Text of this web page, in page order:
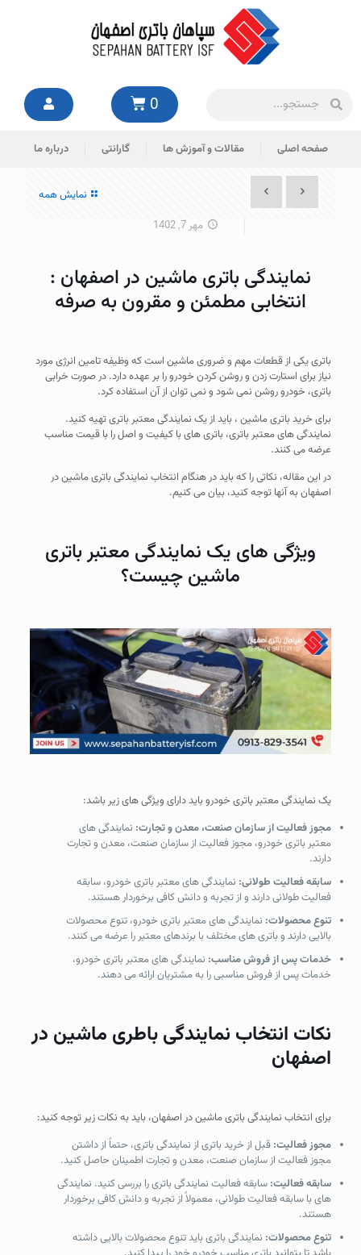
0
صفحه اصلی مقالات و آموزش ها گارانتی درباره ما
نمایش همه
مهر 7, 1402
نمایندگی باتری ماشین در اصفهان :
انتخابی مطمئن و مقرون به صرفه
باتری یکی از قطعات مهم و ضروری ماشین است که وظیفه تامین انرژی مورد
نیاز برای استارت زدن و روشن کردن خودرو را بر عهده دارد. در صورت خرابی
باتری، خودرو روشن نمی شود و نمی توان از آن استفاده کرد.
برای خرید باتری ماشین ، باید از یک نمایندگی معتبر باتری تهیه کنید.
نمایندگی های معتبر باتری، باتری های با کیفیت و اصل را با قیمت مناسب
عرضه می کنند.
در این مقاله، نکاتی را که باید در هنگام انتخاب نمایندگی باتری ماشین در
اصفهان به آنها توجه کنید، بیان می کنیم.
ویژگی های یک نمایندگی معتبر باتری
ماشین چیست؟
یک نمایندگی معتبر باتری خودرو باید دارای ویژگی های زیر باشد:
مجوز فعالیت از سازمان صنعت، معدن و تجارت:نمایندگی های
معتبر باتری خودرو، مجوز فعالیت از سازمان صنعت، معدن و تجارت
دارند.
سابقه فعالیت طولانی:نمایندگی های معتبر باتری خودرو، سابقه
فعالیت طولانی دارند و از تجربه و دانش کافی برخوردار هستند.
تنوع محصولات:نمایندگی های معتبر باتری خودرو، تنوع محصولات
بالایی دارند و باتری های مختلف با برندهای معتبر را عرضه می کنند.
خدمات پس از فروش مناسب:نمایندگی های معتبر باتری خودرو،
خدمات پس از فروش مناسبی را به مشتریان ارائه می دهند.
نکات انتخاب نمایندگی باطری ماشین در
اصفهان
برای انتخاب نمایندگی باتری ماشین در اصفهان، باید به نکات زیر توجه کنید:
مجوز فعالیت:قبل از خرید باتری از نمایندگی باتری، حتماً از داشتن
مجوز فعالیت از سازمان صنعت، معدن و تجارت اطمینان حاصل کنید.
سابقه فعالیت:سابقه فعالیت نمایندگی باتری را بررسی کنید. نمایندگی
های با سابقه فعالیت طولانی، معمولاً از تجربه و دانش کافی برخوردار
هستند.
تنوع محصولات:نمایندگی باتری باید تنوع محصولات بالایی داشته